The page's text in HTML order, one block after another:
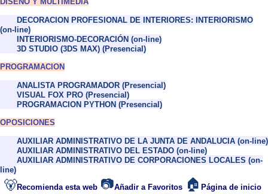
DECORACION PROFESIONAL DE INTERIORES: INTERIORISMO
(on-line)
INTERIORISMO-DECORACIÓN (on-line)
3D STUDIO (3DS MAX) (Presencial)
PROGRAMACION
ANALISTA PROGRAMADOR (Presencial)
VISUAL FOX PRO (Presencial)
PROGRAMACION PYTHON (Presencial)
OPOSICIONES
AUXILIAR ADMINISTRATIVO DE LA JUNTA DE ANDALUCIA (on-line)
AUXILIAR ADMINISTRATIVO DEL ESTADO (on-line)
AUXILIAR ADMINISTRATIVO DE CORPORACIONES LOCALES (on-
line)
🐻Recomienda esta web 📷Añadir a Favoritos 🏠 Página de inicio